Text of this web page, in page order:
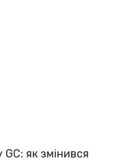
як змінився